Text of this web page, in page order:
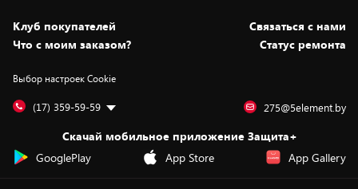
Статьи и обзоры
Вакансии
Дай пять добру!
Безналичный расчёт
Обмен и возврат товара
Обработка персональных данных
Подарочные карты
Установка техники
Для игровых консолей
Для мобильных устройств
Для компьютеров
Сервисные центры
Скидки и промокоды
Белорусские товары
Бонусы
Оплата частями
Новинки
Клуб покупателей
Cвязаться с нами
Что с моим заказом?
Статус ремонта
Выбор настроек Cookie
(17) 359-59-59 275@5element.by
Скачай мобильное приложение Защита+
GooglePlay
App Store App Gallery